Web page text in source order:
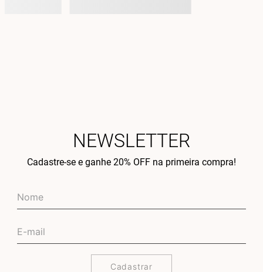
NEWSLETTER
Cadastre-se e ganhe 20% OFF na primeira compra!
Cadastrar